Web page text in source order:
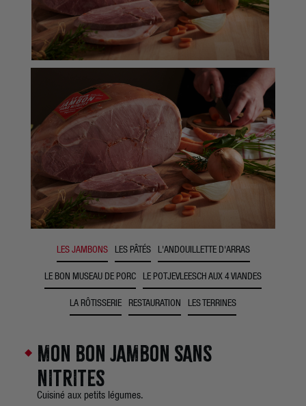
LES JAMBONS LES PÂTÉS L'ANDOUILLETTE D'ARRAS
LE BON MUSEAU DE PORC LE POTJEVLEESCH AUX 4 VIANDES
LA RÔTISSERIE RESTAURATION LES TERRINES
MON BON JAMBON SANS
NITRITES
Cuisiné aux petits légumes.